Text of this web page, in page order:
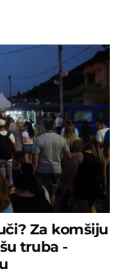
Za komšiju
truba -